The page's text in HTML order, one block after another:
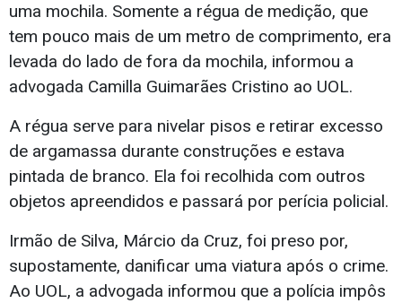
uma mochila. Somente a régua de medição, que
tem pouco mais de um metro de comprimento, era
levada do lado de fora da mochila, informou a
advogada Camilla Guimarães Cristino ao UOL.
A régua serve para nivelar pisos e retirar excesso
de argamassa durante construções e estava
pintada de branco. Ela foi recolhida com outros
objetos apreendidos e passará por perícia policial.
Irmão de Silva, Márcio da Cruz, foi preso por,
supostamente, danificar uma viatura após o crime.
Ao UOL, a advogada informou que a polícia impôs